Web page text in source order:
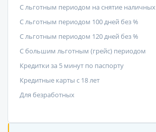
С льготным периодом на снятие наличных
С льготным периодом 100 дней без %
С льготным периодом 120 дней без %
С большим льготным (грейс) периодом
Кредитки за 5 минут по паспорту
Кредитные карты с 18 лет
Для безработных